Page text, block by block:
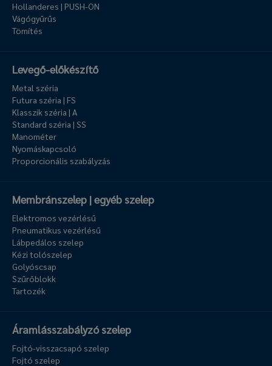
Hollanderes | PUSH-ON
Vágógyűrűs
Tömítés
Levegő-előkészítő
Metal széria
Futura széria | FS
Klasszik széria | A
Standard széria | SS
Manométer
Nyomáskapcsoló
Proporcionális szabályzás
Membránszelep | egyéb szelep
Elektromos vezérlésű
Pneumatikus vezérlésű
Lábpedálos szelep
Kézi tolószelep
Golyóscsap
Szűrőblokk
Tartozék
Áramlásszabályzó szelep
Fojtó-visszacsapó szelep
Fojtó szelep